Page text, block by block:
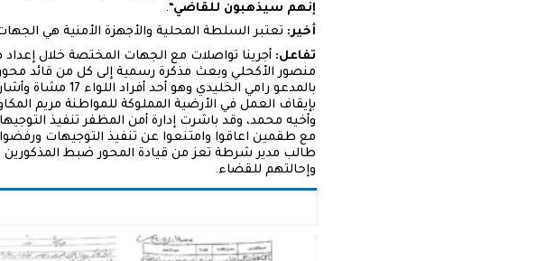
إنهم سيذهبون للقاضي“.
أخير: تعتبر السلطة المحلية والأجهزة الأمنية هي
تفاعل:
بالمدعو رامي
بإيقاف العمل في الأرضية المملوكة للمواطنة مريم
وأخيه محمد، وقد باشرت إدارة أمن المظفر تنفيذ
مع طقمين اعاقوا وامتنعوا عن تنفيذ التوجيهات
طالب مدير شرطة تعز من قيادة المحور ضبط المذكورين
وإحالتهم للقضاء.